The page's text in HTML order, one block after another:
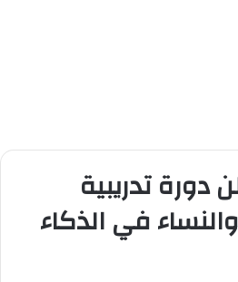
تدريبية
في الذكاء